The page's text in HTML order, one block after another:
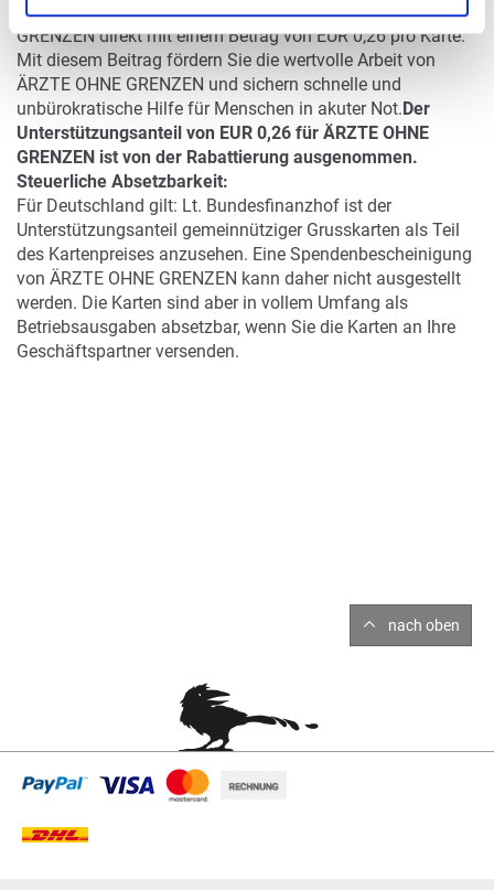
Mit dem Kauf dieser Karte unterstützen Sie ÄRZTE OHNE
GRENZEN direkt mit einem Betrag von EUR 0,26 pro Karte.
Mit diesem Beitrag fördern Sie die wertvolle Arbeit von
ÄRZTE OHNE GRENZEN und sichern schnelle und
unbürokratische Hilfe für Menschen in akuter Not.Der
Unterstützungsanteil von EUR 0,26 für ÄRZTE OHNE
GRENZEN ist von der Rabattierung ausgenommen.
Steuerliche Absetzbarkeit:
Für Deutschland gilt: Lt. Bundesfinanzhof ist der
Unterstützungsanteil gemeinnütziger Grusskarten als Teil
des Kartenpreises anzusehen. Eine Spendenbescheinigung
von ÄRZTE OHNE GRENZEN kann daher nicht ausgestellt
werden. Die Karten sind aber in vollem Umfang als
Betriebsausgaben absetzbar, wenn Sie die Karten an Ihre
Geschäftspartner versenden.
nach oben